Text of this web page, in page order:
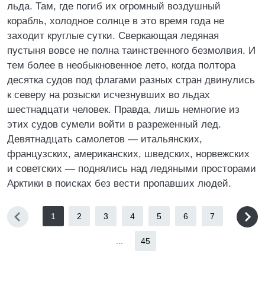
льда. Там, где погиб их огромный воздушный
корабль, холодное солнце в это время года не
заходит круглые сутки. Сверкающая ледяная
пустыня вовсе не полна таинственного безмолвия. И
тем более в необыкновенное лето, когда полтора
десятка судов под флагами разных стран двинулись
к северу на розыски исчезнувших во льдах
шестнадцати человек. Правда, лишь немногие из
этих судов сумели войти в разреженный лед.
Девятнадцать самолетов — итальянских,
французских, американских, шведских, норвежских
и советских — поднялись над ледяными просторами
Арктики в поисках без вести пропавших людей.
1 2 3 4 5 6 7
45